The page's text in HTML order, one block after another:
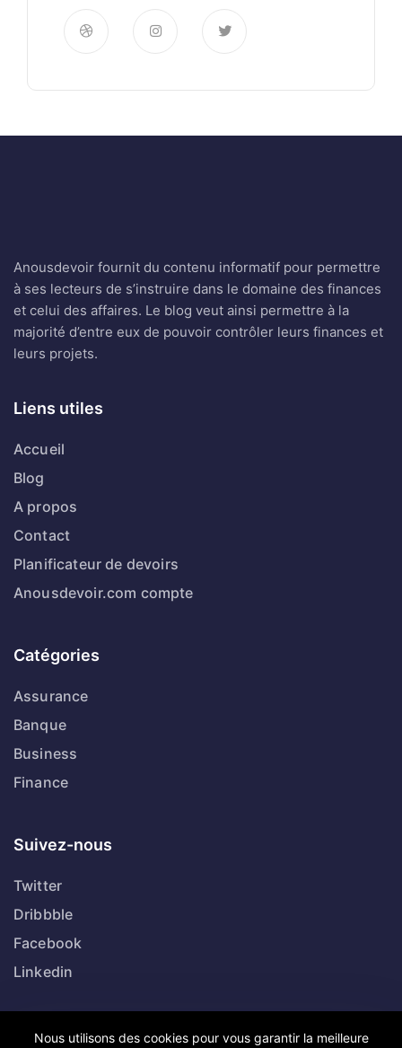
Anousdevoir fournit du contenu informatif pour permettre
à ses lecteurs de s’instruire dans le domaine des finances
et celui des affaires. Le blog veut ainsi permettre à la
majorité d’entre eux de pouvoir contrôler leurs finances et
leurs projets.
Liens utiles
Accueil
Blog
A propos
Contact
Planificateur de devoirs
Anousdevoir.com compte
Catégories
Assurance
Banque
Business
Finance
Suivez-nous
Twitter
Dribbble
Facebook
Linkedin
Nous utilisons des cookies pour vous garantir la meilleure